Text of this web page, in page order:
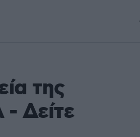
της
Δείτε